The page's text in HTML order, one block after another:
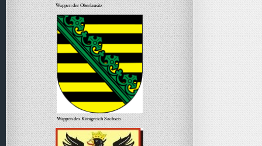
Wappen der Oberlausitz
Wappen des Königreich Sachsen